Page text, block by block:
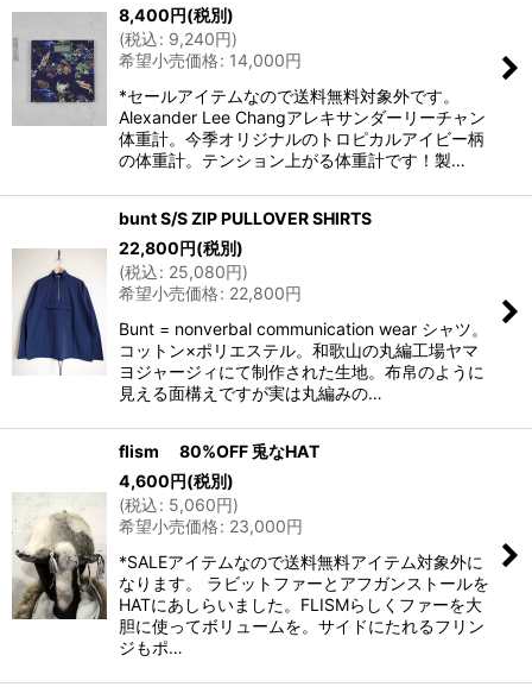
8,400円(税別)
(税込: 9,240円)
希望小売価格: 14,000円
*セールアイテムなので送料無料対象外です。
Alexander Lee Changアレキサンダーリーチャン
体重計。今季オリジナルのトロピカルアイビー柄
の体重計。テンション上がる体重計です！製…
bunt S/S ZIP PULLOVER SHIRTS
22,800円(税別)
(税込: 25,080円)
希望小売価格: 22,800円
Bunt = nonverbal communication wear シャツ。
コットン×ポリエステル。和歌山の丸編工場ヤマ
ヨジャージィにて制作された生地。布帛のように
見える面構えですが実は丸編みの…
flism 80%OFF 兎なHAT
4,600円(税別)
(税込: 5,060円)
希望小売価格: 23,000円
*SALEアイテムなので送料無料アイテム対象外に
なります。 ラビットファーとアフガンストールを
HATにあしらいました。FLISMらしくファーを大
胆に使ってボリュームを。サイドにたれるフリン
ジもポ…